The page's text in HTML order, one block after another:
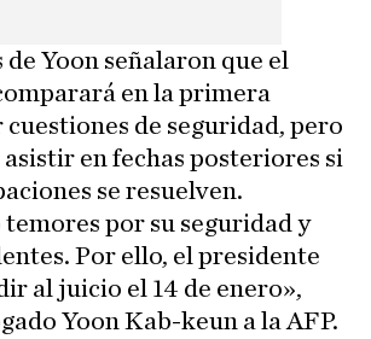
Yoon señalaron que el
en la primera
de seguridad, pero
en fechas posteriores si
se resuelven.
por su seguridad y
Por ello, el presidente
al juicio el 14 de enero»,
Yoon Kab-keun a la AFP.